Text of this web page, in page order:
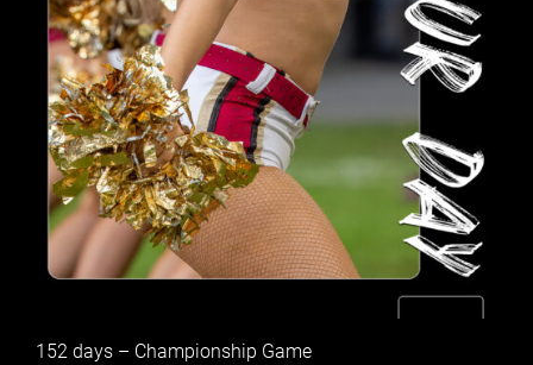
152 days – Championship Game